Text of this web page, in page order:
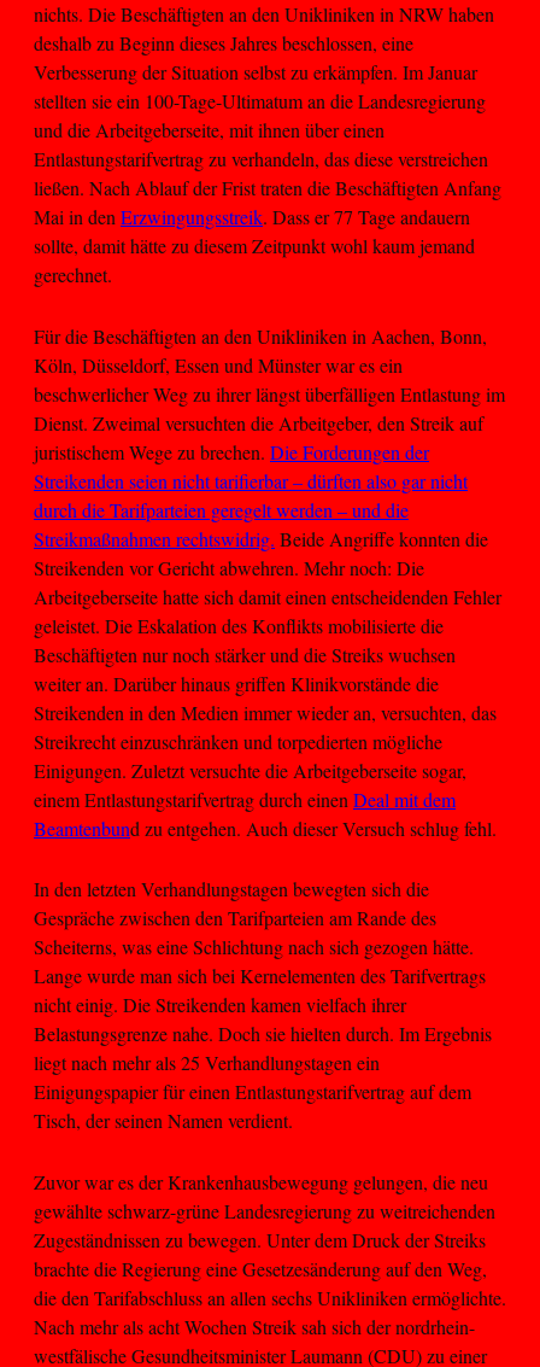
nichts. Die Beschäftigten an den Unikliniken in NRW haben
deshalb zu Beginn dieses Jahres beschlossen, eine
Verbesserung der Situation selbst zu erkämpfen. Im Januar
stellten sie ein 100-Tage-Ultimatum an die Landesregierung
und die Arbeitgeberseite, mit ihnen über einen
Entlastungstarifvertrag zu verhandeln, das diese verstreichen
ließen. Nach Ablauf der Frist traten die Beschäftigten Anfang
Mai in den Erzwingungsstreik. Dass er 77 Tage andauern
sollte, damit hätte zu diesem Zeitpunkt wohl kaum jemand
gerechnet.
Für die Beschäftigten an den Unikliniken in Aachen, Bonn,
Köln, Düsseldorf, Essen und Münster war es ein
beschwerlicher Weg zu ihrer längst überfälligen Entlastung im
Dienst. Zweimal versuchten die Arbeitgeber, den Streik auf
juristischem Wege zu brechen. Die Forderungen der
Streikenden seien nicht tarifierbar – dürften also gar nicht
durch die Tarifparteien geregelt werden – und die
Streikmaßnahmen rechtswidrig. Beide Angriffe konnten die
Streikenden vor Gericht abwehren. Mehr noch: Die
Arbeitgeberseite hatte sich damit einen entscheidenden Fehler
geleistet. Die Eskalation des Konflikts mobilisierte die
Beschäftigten nur noch stärker und die Streiks wuchsen
weiter an. Darüber hinaus griffen Klinikvorstände die
Streikenden in den Medien immer wieder an, versuchten, das
Streikrecht einzuschränken und torpedierten mögliche
Einigungen. Zuletzt versuchte die Arbeitgeberseite sogar,
einem Entlastungstarifvertrag durch einen Deal mit dem
Beamtenbund zu entgehen. Auch dieser Versuch schlug fehl.
In den letzten Verhandlungstagen bewegten sich die
Gespräche zwischen den Tarifparteien am Rande des
Scheiterns, was eine Schlichtung nach sich gezogen hätte.
Lange wurde man sich bei Kernelementen des Tarifvertrags
nicht einig. Die Streikenden kamen vielfach ihrer
Belastungsgrenze nahe. Doch sie hielten durch. Im Ergebnis
liegt nach mehr als 25 Verhandlungstagen ein
Einigungspapier für einen Entlastungstarifvertrag auf dem
Tisch, der seinen Namen verdient.
Zuvor war es der Krankenhausbewegung gelungen, die neu
gewählte schwarz-grüne Landesregierung zu weitreichenden
Zugeständnissen zu bewegen. Unter dem Druck der Streiks
brachte die Regierung eine Gesetzesänderung auf den Weg,
die den Tarifabschluss an allen sechs Unikliniken ermöglichte.
Nach mehr als acht Wochen Streik sah sich der nordrhein-
westfälische Gesundheitsminister Laumann (CDU) zu einer